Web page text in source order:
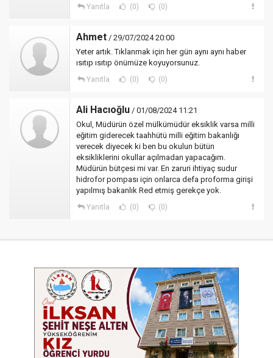
Yanıtla (0) (0)
Ahmet / 29/07/2024 20:00
Yeter artık. Tıklanmak için her gün aynı aynı haber
ısıtıp ısıtıp önümüze koyuyorsunuz.
Yanıtla (0) (0)
Ali Hacıoğlu / 01/08/2024 11:21
Okul, Müdürün özel mülkümüdür eksiklik varsa milli
eğitim giderecek taahhütü milli eğitim bakanlığı
verecek diyecek ki ben bu okulun bütün
eksikliklerini okullar açılmadan yapacağım.
Müdürün bütçesi mi var. En zaruri ihtiyaç sudur
hidrofor pompası için onlarca defa proforma girişi
yapılmış bakanlık Red etmiş gerekçe yok.
Yanıtla (0) (0)